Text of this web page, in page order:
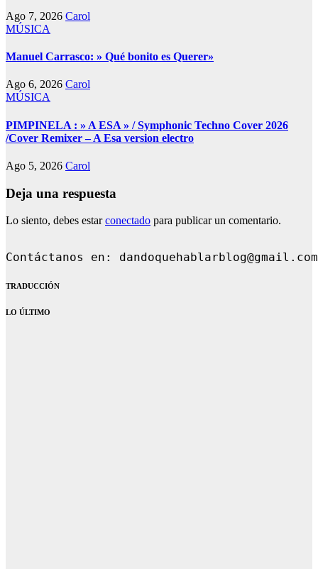
Ago 7, 2026 Carol
MÚSICA
Manuel Carrasco: » Qué bonito es Querer»
Ago 6, 2026 Carol
MÚSICA
PIMPINELA : » A ESA » / Symphonic Techno Cover 2026
/Cover Remixer – A Esa version electro
Ago 5, 2026 Carol
Deja una respuesta
Lo siento, debes estarconectado para publicar un comentario.
Contáctanos en: dandoquehablarblog@gmail.com
TRADUCCIÓN
LO ÚLTIMO